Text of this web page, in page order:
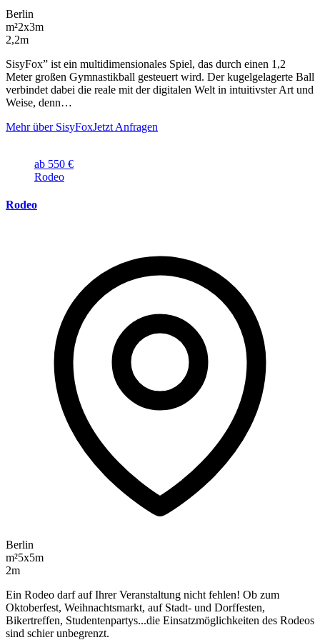
Berlin
m²2x3m
2,2m
SisyFox” ist ein multidimensionales Spiel, das durch einen 1,2
Meter großen Gymnastikball gesteuert wird. Der kugelgelagerte Ball
verbindet dabei die reale mit der digitalen Welt in intuitivster Art und
Weise, denn…
Mehr über SisyFoxJetzt Anfragen
ab 550 €
Rodeo
Rodeo
Berlin
m²5x5m
2m
Ein Rodeo darf auf Ihrer Veranstaltung nicht fehlen! Ob zum
Oktoberfest, Weihnachtsmarkt, auf Stadt- und Dorffesten,
Bikertreffen, Studentenpartys...die Einsatzmöglichkeiten des Rodeos
sind schier unbegrenzt.